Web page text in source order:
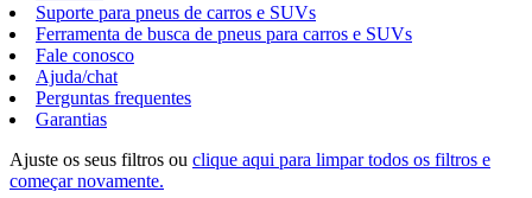
Suporte para pneus de carros e SUVs
Ferramenta de busca de pneus para carros e SUVs
Fale conosco
Ajuda/chat
Perguntas frequentes
Garantias
Ajuste os seus filtros ou clique aqui para limpar todos os filtros e
começar novamente.